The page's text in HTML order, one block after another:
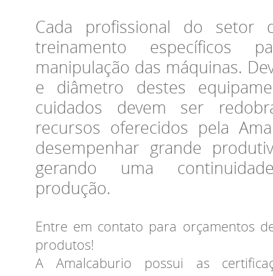
Cada profissional do setor
treinamento específicos
manipulação das máquinas.
e diâmetro destes
cuidados devem ser
recursos oferecidos pela
desempenhar grande
gerando uma
produção.
Entre em contato para orçamentos
produtos!
A Amalcaburio possui as